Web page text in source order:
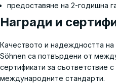
предоставяне на 2-годишна
Награди и
Качеството и надеждността
Söhnen са потвърдени от
сертификати за съответствие
международните стандарти.